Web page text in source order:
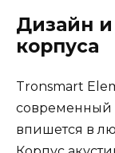
Дизайн и
корпуса
Tronsmart
современный
впишется в